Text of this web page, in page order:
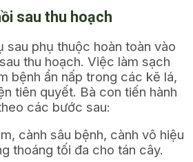
sau thu hoạch
sau phụ thuộc hoàn toàn vào
thu hoạch. Việc làm sạch
bệnh ẩn nấp trong các kẽ lá,
tiên quyết. Bà con tiến hành
các bước sau:
cành sâu bệnh, cành vô hiệu
thoáng tối đa cho tán cây.